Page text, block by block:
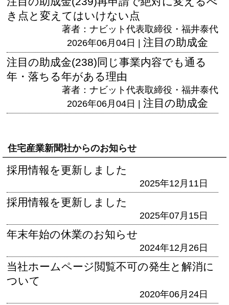
き点と変えてはいけない点
著者：ナビット代表取締役・福井泰代
2026年06月04日 | 注目の助成金
注目の助成金(238)同じ事業内容でも通る
年・落ちる年がある理由
著者：ナビット代表取締役・福井泰代
2026年06月04日 | 注目の助成金
住宅産業新聞社からのお知らせ
採用情報を更新しました
2025年12月11日
採用情報を更新しました
2025年07月15日
年末年始の休業のお知らせ
2024年12月26日
当社ホームページ閲覧不可の発生と解消に
ついて
2020年06月24日